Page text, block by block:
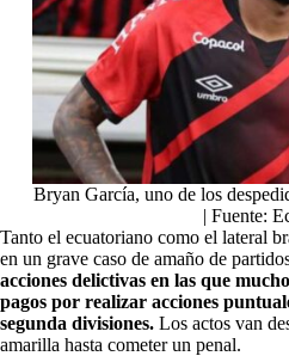
Bryan García, uno de los
| Fuente:
Tanto el ecuatoriano como el lateral
en un grave caso de amaño de
acciones delictivas en las que
pagos por realizar acciones
segunda divisiones. Los actos van
amarilla hasta cometer un penal.